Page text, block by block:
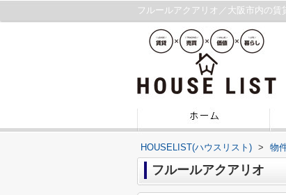
フルールアクアリオ／大阪市内の
HOUSELIST(ハウスリスト) > 物
フルールアクアリオ